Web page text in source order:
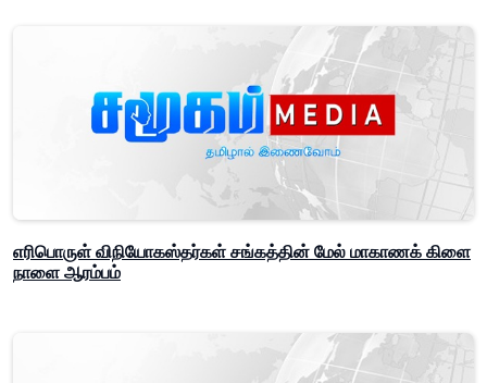
எரிபொருள் விநியோகஸ்தர்கள் சங்கத்தின் மேல் மாகாணக் கிளை
நாளை ஆரம்பம்